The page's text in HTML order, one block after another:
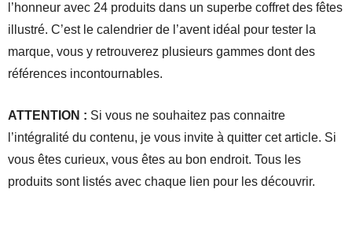
l’honneur avec 24 produits dans un superbe coffret des fêtes
illustré. C’est le calendrier de l’avent idéal pour tester la
marque, vous y retrouverez plusieurs gammes dont des
références incontournables.
ATTENTION : Si vous ne souhaitez pas connaitre
l’intégralité du contenu, je vous invite à quitter cet article. Si
vous êtes curieux, vous êtes au bon endroit. Tous les
produits sont listés avec chaque lien pour les découvrir.